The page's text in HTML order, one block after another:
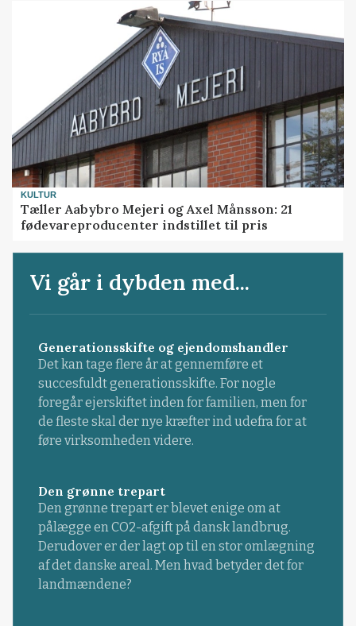
KULTUR
Tæller Aabybro Mejeri og Axel Månsson: 21
fødevareproducenter indstillet til pris
Vi går i dybden med...
Generationsskifte og ejendomshandler
Det kan tage flere år at gennemføre et
succesfuldt generationsskifte. For nogle
foregår ejerskiftet inden for familien, men for
de fleste skal der nye kræfter ind udefra for at
føre virksomheden videre.
Den grønne trepart
Den grønne trepart er blevet enige om at
pålægge en CO2-afgift på dansk landbrug.
Derudover er der lagt op til en stor omlægning
af det danske areal. Men hvad betyder det for
landmændene?